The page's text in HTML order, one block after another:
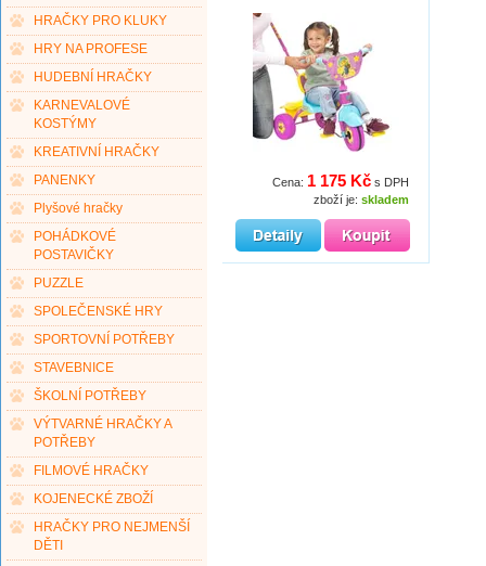
HRAČKY PRO KLUKY
HRY NA PROFESE
HUDEBNÍ HRAČKY
KARNEVALOVÉ
KOSTÝMY
KREATIVNÍ HRAČKY
PANENKY
Plyšové hračky
POHÁDKOVÉ
POSTAVIČKY
PUZZLE
SPOLEČENSKÉ HRY
SPORTOVNÍ POTŘEBY
STAVEBNICE
ŠKOLNÍ POTŘEBY
VÝTVARNÉ HRAČKY A
POTŘEBY
FILMOVÉ HRAČKY
KOJENECKÉ ZBOŽÍ
HRAČKY PRO NEJMENŠÍ
DĚTI
Cena: 1 175 Kč s DPH
zboží je: skladem